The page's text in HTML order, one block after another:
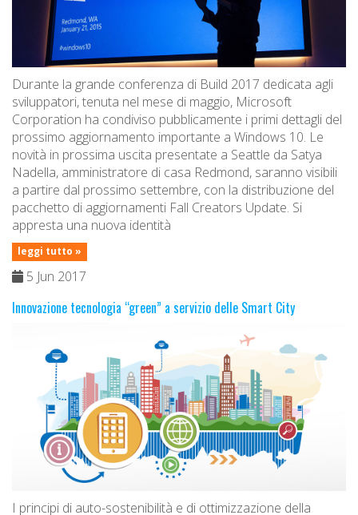
Durante la grande conferenza di Build 2017 dedicata agli
sviluppatori, tenuta nel mese di maggio, Microsoft
Corporation ha condiviso pubblicamente i primi dettagli del
prossimo aggiornamento importante a Windows 10. Le
novità in prossima uscita presentate a Seattle da Satya
Nadella, amministratore di casa Redmond, saranno visibili
a partire dal prossimo settembre, con la distribuzione del
pacchetto di aggiornamenti Fall Creators Update. Si
appresta una nuova identità
leggi tutto »
5 Jun 2017
Innovazione tecnologia “green” a servizio delle Smart City
I principi di auto-sostenibilità e di ottimizzazione della